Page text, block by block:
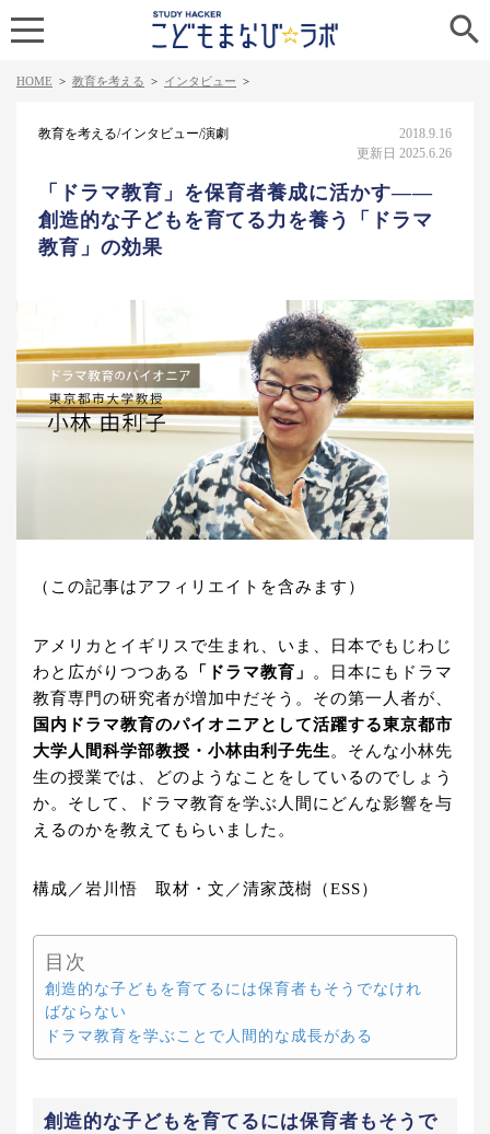

HOME > 教育を考える > インタビュー >
教育を考える/インタビュー/演劇
2018.9.16
更新日 2025.6.26
「ドラマ教育」を保育者養成に活かす――
創造的な子どもを育てる力を養う「ドラマ
教育」の効果
（この記事はアフィリエイトを含みます）
アメリカとイギリスで生まれ、いま、日本でもじわじ
わと広がりつつある
「ドラマ教育」 。日本にもドラマ
教育専門の研究者が増加中だそう。その第一人者が、
国内ドラマ教育のパイオニアとして活躍する東京都市
大学人間科学部教授・小林由利子先生。そんな小林先
生の授業では、どのようなことをしているのでしょう
か。そして、ドラマ教育を学ぶ人間にどんな影響を与
えるのかを教えてもらいました。
構成／岩川悟 取材・文／清家茂樹（ESS）
目次
創造的な子どもを育てるには保育者もそうでなけれ
ばならない
ドラマ教育を学ぶことで人間的な成長がある
創造的な子どもを育てるには保育者もそうで